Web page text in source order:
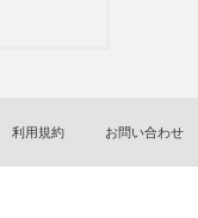
利用規約 お問い合わせ